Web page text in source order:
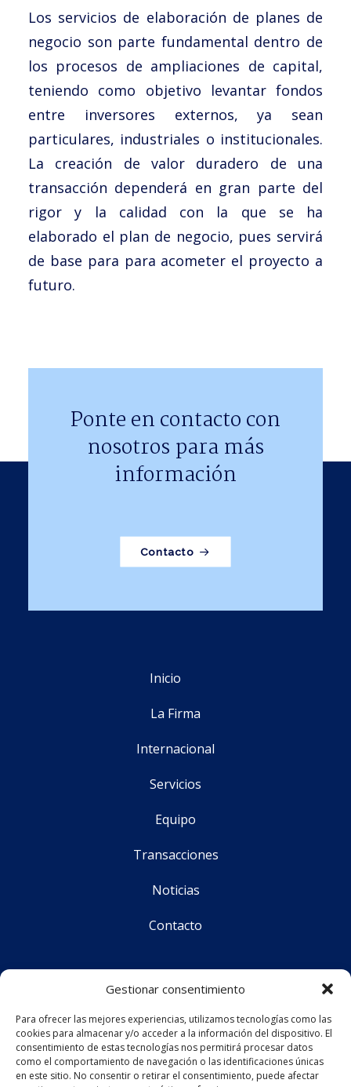
Gestionar consentimiento
Para ofrecer las mejores experiencias, utilizamos tecnologías como las
cookies para almacenar y/o acceder a la información del dispositivo. El
consentimiento de estas tecnologías nos permitirá procesar datos
como el comportamiento de navegación o las identificaciones únicas
en este sitio. No consentir o retirar el consentimiento, puede afectar
Los servicios de elaboración de planes de
negocio son parte fundamental dentro de
los procesos de ampliaciones de capital,
teniendo como objetivo levantar fondos
entre inversores externos, ya sean
particulares, industriales o institucionales.
La creación de valor duradero de una
transacción dependerá en gran parte del
rigor y la calidad con la que se ha
elaborado el plan de negocio, pues servirá
de base para para acometer el proyecto a
futuro.
Ponte en contacto con
nosotros para más
información
Contacto
Inicio
La Firma
Internacional
Servicios
Equipo
Transacciones
Noticias
Contacto
CS Corporate Advisors © 2025